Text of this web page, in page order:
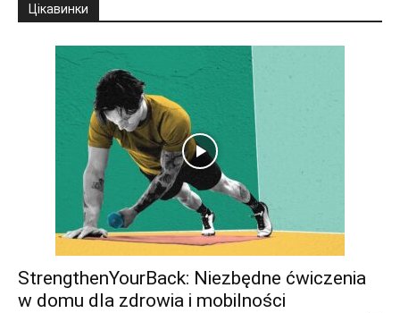
Цікавинки
StrengthenYourBack: Niezbędne ćwiczenia
w domu dla zdrowia i mobilności